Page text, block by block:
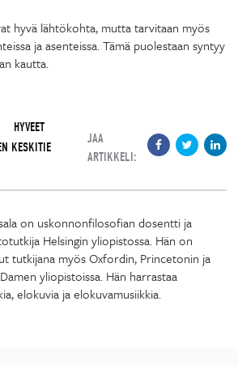
hyvä lähtökohta, mutta tarvitaan myös
ja asenteissa. Tämä puolestaan syntyy
kautta.
HYVEET
KESKITIE
JAA
ARTIKKELI:
on uskonnonfilosofian dosentti ja
Helsingin yliopistossa. Hän on
tutkijana myös Oxfordin, Princetonin ja
yliopistoissa. Hän harrastaa
elokuvia ja elokuvamusiikkia.